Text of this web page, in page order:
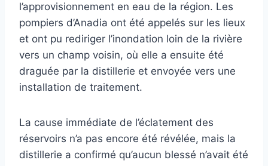
l’approvisionnement en eau de la région. Les
pompiers d’Anadia ont été appelés sur les lieux
et ont pu rediriger l’inondation loin de la rivière
vers un champ voisin, où elle a ensuite été
draguée par la distillerie et envoyée vers une
installation de traitement.
La cause immédiate de l’éclatement des
réservoirs n’a pas encore été révélée, mais la
distillerie a confirmé qu’aucun blessé n’avait été